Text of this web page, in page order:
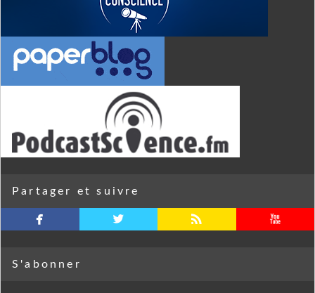
Partager et suivre
facebook twitterbird rss youtube
S'abonner